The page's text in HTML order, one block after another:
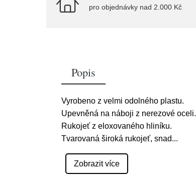
pro objednávky nad 2.000 Kč
Popis
Vyrobeno z velmi odolného plastu.
Upevněná na náboji z nerezové oceli.
Rukojeť z eloxovaného hliníku.
Tvarovaná široká rukojeť, snad...
Zobrazit více